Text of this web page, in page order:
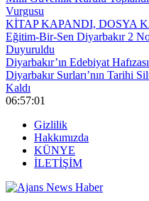
Vurgusu
KİTAP KAPANDI, DOSYA
Eğitim-Bir-Sen Diyarbakır 2
Duyuruldu
Diyarbakır’ın Edebiyat
Diyarbakır Surları’nın Tarihi
Kaldı
06:57:01
Gizlilik
Hakkımızda
KÜNYE
İLETİŞİM